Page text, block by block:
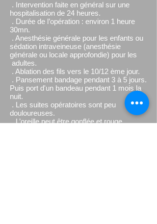
. Intervention faite en général sur une
hospitalisation de 24 heures.
. Durée de l’opération : environ 1 heure
30mn.
. Anesthésie générale pour les enfants ou
sédation intraveineuse (anesthésie
générale ou locale approfondie) pour les
adultes.
. Ablation des fils vers le 10/12 ème jour.
. Pansement bandage pendant 3 à 5 jours.
Puis port d'un bandeau pendant 1 mois la
nuit.
. Les suites opératoires sont peu
douloureuses.
. L’oreille peut être gonflée et rouge